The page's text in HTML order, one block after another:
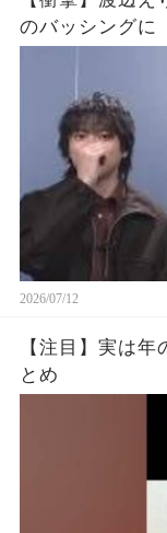
のバッシングに
2026/07/12
【注目】実は
とめ